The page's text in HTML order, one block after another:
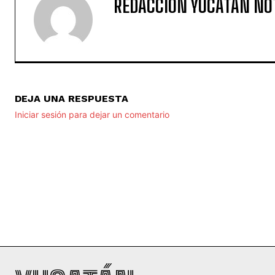
REDACCIÓN YUCATAN
DEJA UNA RESPUESTA
Iniciar sesión para dejar un comentario